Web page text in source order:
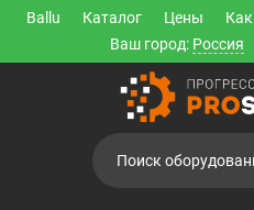
Ballu Каталог Цены
Ваш город: Россия